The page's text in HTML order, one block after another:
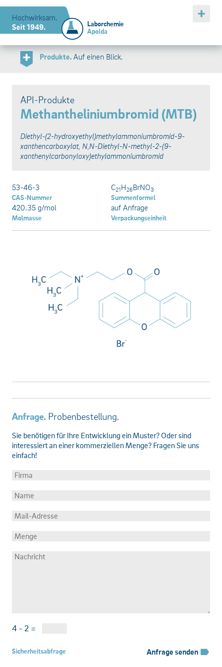
Hochwirksam.
Seit 1949.
Laborchemie
Apolda
Produkte.Auf einen Blick.
Berliner Blau
α-Bromisovaleriansäureethylester
Chlorobutanol (anhydrous)
Chlorobutanol (hemihydrat)
D-Penicillamin
Natrium-DMPS (monohydrat)
Propiverin-Hydrochlorid
Kalignost®
API-Produkte
Methantheliniumbromid (MTB)
Diethyl-(2-hydroxyethyl)methylammoniumbromid-9-
xanthencarboxylat, N,N-Diethyl-N-methyl-2-(9-
xanthenylcarbonyloxy)ethylammoniumbromid
53-46-3
CAS-Nummer
C21H26BrNO3
Summenformel
420.35 g/mol
Molmasse
auf Anfrage
Verpackungseinheit
Anfrage. Probenbestellung.
Sie benötigen für Ihre Entwicklung ein Muster? Oder sind
interessiert an einer kommerziellen Menge? Fragen Sie uns
einfach!
4 - 2 =
Sicherheitsabfrage